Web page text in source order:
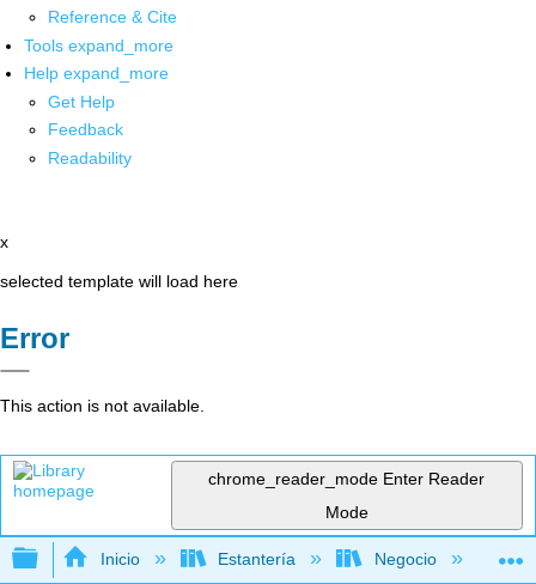
Reference & Cite
Tools expand_more
Help expand_more
Get Help
Feedback
Readability
x
selected template will load here
Error
This action is not available.
chrome_reader_mode Enter Reader
Mode
Expandir/contraer jerarquía global
Inicio Estantería Negocio